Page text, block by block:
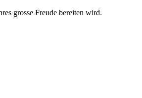
grosse Freude bereiten wird.